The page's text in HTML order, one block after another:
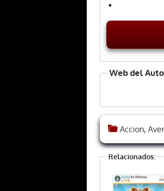
Web del
Accion,
Relacionados: